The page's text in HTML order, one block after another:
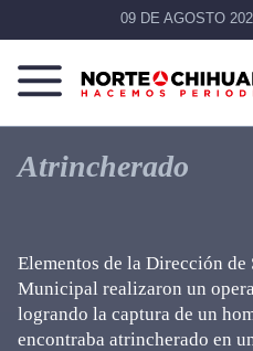
09 DE AGOSTO
Norte
De
Chihuahua
Más
que
noticias,
Atrincherado
Elementos de la Dirección de
Municipal realizaron un
logrando la captura de un
encontraba atrincherado en